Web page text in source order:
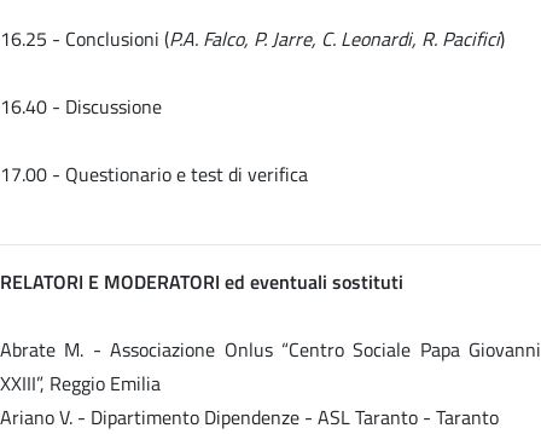
16.25 - Conclusioni (P.A. Falco, P. Jarre, C. Leonardi, R. Pacifici)
16.40 - Discussione
17.00 - Questionario e test di verifica
RELATORI E MODERATORI ed eventuali sostituti
Abrate M. - Associazione Onlus “Centro Sociale Papa Giovanni
XXIII”, Reggio Emilia
Ariano V. - Dipartimento Dipendenze - ASL Taranto - Taranto